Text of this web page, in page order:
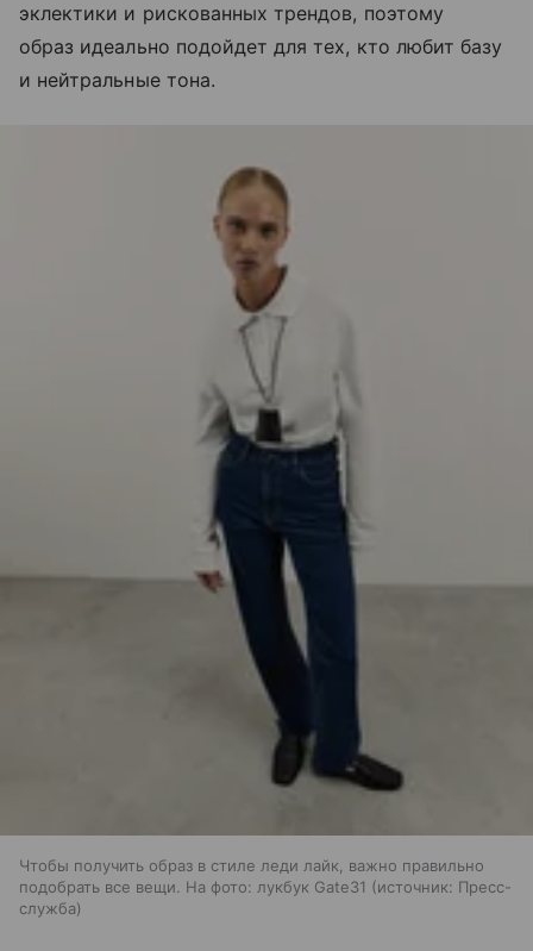
эклектики и рискованных трендов, поэтому
образ идеально подойдет для тех, кто любит базу
и нейтральные тона.
Чтобы получить образ в стиле леди лайк, важно правильно
подобрать все вещи. На фото: лукбук Gate31
источник: Пресс-
служба